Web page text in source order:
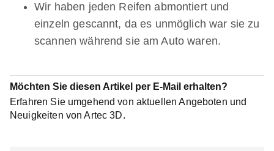
Wir haben jeden Reifen abmontiert und
einzeln gescannt, da es unmöglich war sie zu
scannen während sie am Auto waren.
Möchten Sie diesen Artikel per E-Mail erhalten?
Erfahren Sie umgehend von aktuellen Angeboten und
Neuigkeiten von Artec 3D.